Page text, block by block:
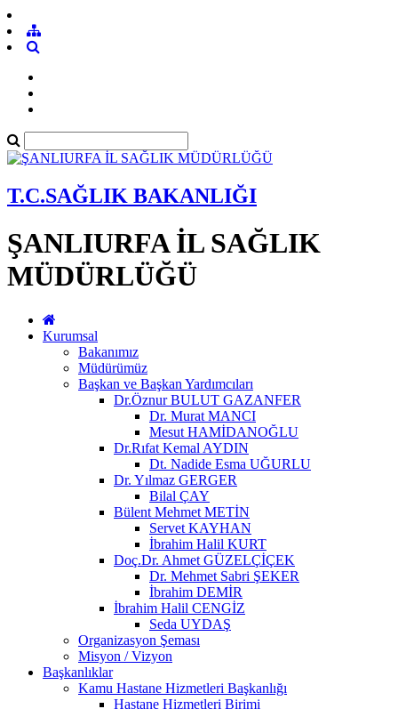
T.C.SAĞLIK BAKANLIĞI
ŞANLIURFA İL SAĞLIK
MÜDÜRLÜĞÜ
Kurumsal
Bakanımız
Müdürümüz
Başkan ve Başkan Yardımcıları
Dr.Öznur BULUT GAZANFER
Dr. Murat MANCI
Mesut HAMİDANOĞLU
Dr.Rıfat Kemal AYDIN
Dt. Nadide Esma UĞURLU
Dr. Yılmaz GERGER
Bilal ÇAY
Bülent Mehmet METİN
Servet KAYHAN
İbrahim Halil KURT
Doç.Dr. Ahmet GÜZELÇİÇEK
Dr. Mehmet Sabri ŞEKER
İbrahim DEMİR
İbrahim Halil CENGİZ
Seda UYDAŞ
Organizasyon Şeması
Misyon / Vizyon
Başkanlıklar
Kamu Hastane Hizmetleri Başkanlığı
Hastane Hizmetleri Birimi